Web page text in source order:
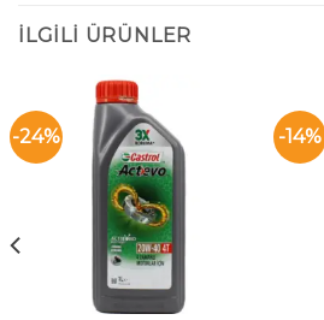
İLGILI ÜRÜNLER
-24% -14%